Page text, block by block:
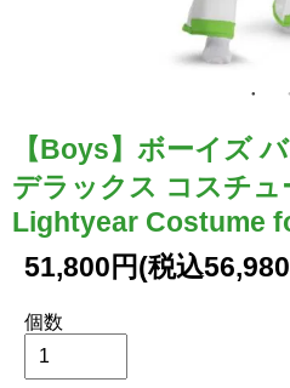
【Boys】ボーイズ
デラックス コスチュ
Lightyear Costume
51,800円(税込
個数